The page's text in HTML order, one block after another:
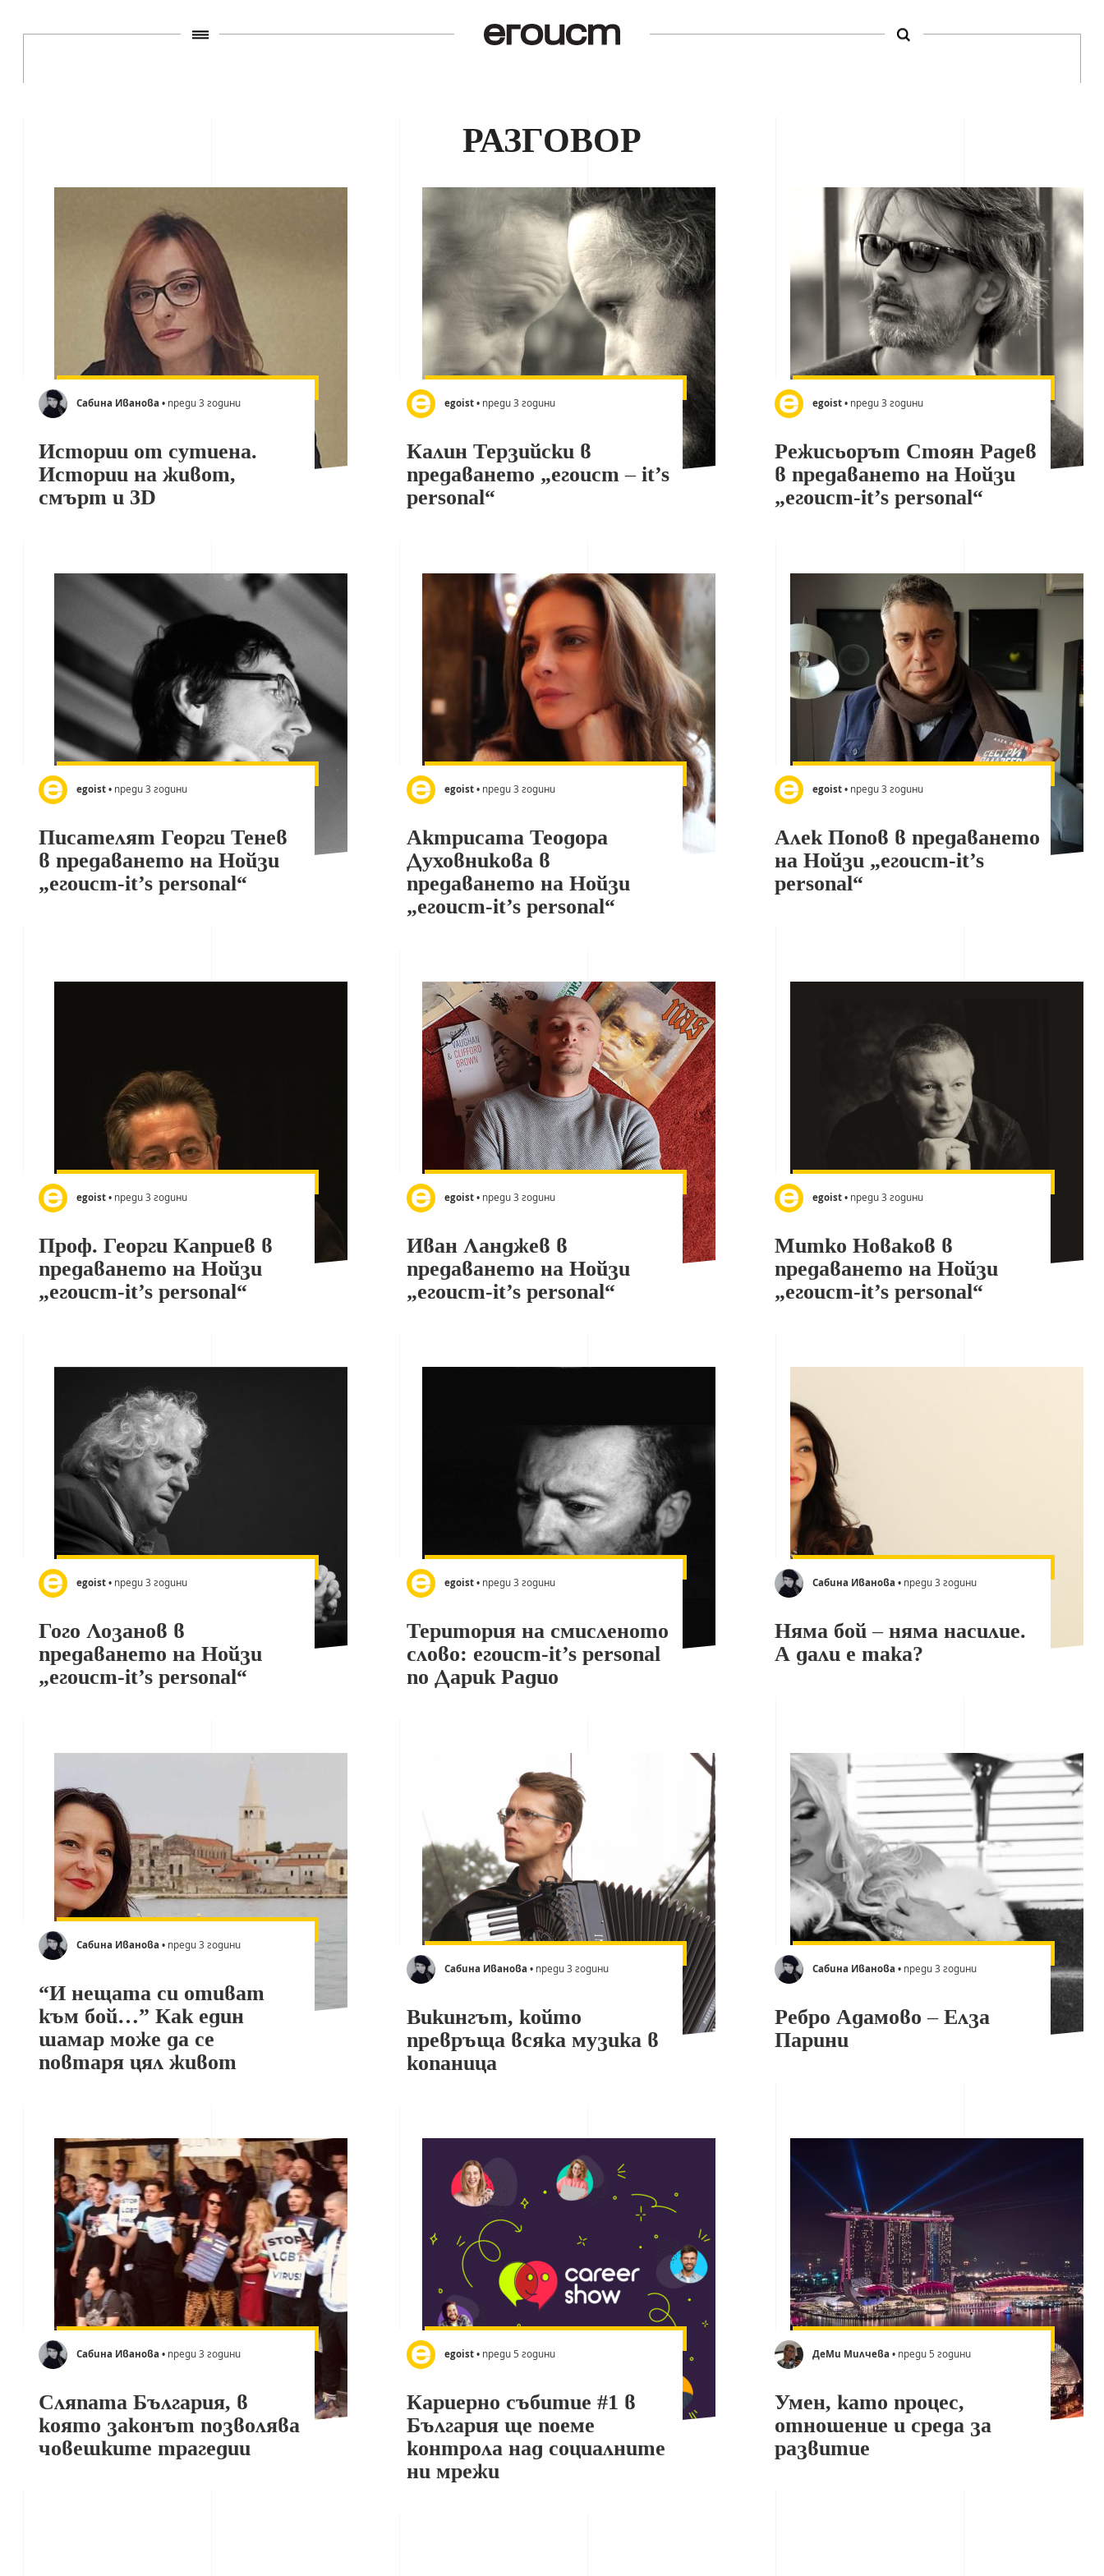
РАЗГОВОР
Сабина Иванова • преди 3 години
Истории от сутиена.
Истории на живот,
смърт и 3D
egoist • преди 3 години
Калин Терзийски в
предаването „егоист – it’s
personal“
egoist • преди 3 години
Режисьорът Стоян Радев
в предаването на Нойзи
„егоист-it’s personal“
egoist • преди 3 години
Писателят Георги Тенев
в предаването на Нойзи
„егоист-it’s personal“
egoist • преди 3 години
Актрисата Теодора
Духовникова в
предаването на Нойзи
„егоист-it’s personal“
egoist • преди 3 години
Алек Попов в предаването
на Нойзи „егоист-it’s
personal“
egoist • преди 3 години
Проф. Георги Каприев в
предаването на Нойзи
„егоист-it’s personal“
egoist • преди 3 години
Иван Ланджев в
предаването на Нойзи
„егоист-it’s personal“
egoist • преди 3 години
Митко Новаков в
предаването на Нойзи
„егоист-it’s personal“
egoist • преди 3 години
Гого Лозанов в
предаването на Нойзи
„егоист-it’s personal“
egoist • преди 3 години
Територия на смисленото
слово: егоист-it’s personal
по Дарик Радио
Сабина Иванова • преди 3 години
Няма бой – няма насилие.
А дали е така?
Сабина Иванова • преди 3 години
“И нещата си отиват
към бой…” Как един
шамар може да се
повтаря цял живот
Сабина Иванова • преди 3 години
Викингът, който
превръща всяка музика в
копаница
Сабина Иванова • преди 3 години
Ребро Адамово – Елза
Парини
Сабина Иванова • преди 3 години
Сляпата България, в
която законът позволява
човешките трагедии
egoist • преди 5 години
Кариерно събитие #1 в
България ще поеме
контрола над социалните
ни мрежи
ДеМи Милчева • преди 5 години
Умен, като процес,
отношение и среда за
развитие